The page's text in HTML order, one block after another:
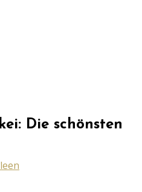
Die schönsten